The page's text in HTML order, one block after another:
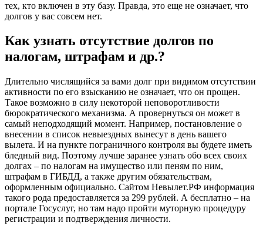
тех, кто включен в эту базу. Правда, это еще не означает, что
долгов у вас совсем нет.
Как узнать отсутствие долгов по
налогам, штрафам и др.?
Длительно числящийся за вами долг при видимом отсутствии
активности по его взысканию не означает, что он прощен.
Такое возможно в силу некоторой неповоротливости
бюрократического механизма. А провернуться он может в
самый неподходящий момент. Например, постановление о
внесении в список невыездных вынесут в день вашего
вылета. И на пункте пограничного контроля вы будете иметь
бледный вид. Поэтому лучше заранее узнать обо всех своих
долгах – по налогам на имущество или пеням по ним,
штрафам в ГИБДД, а также другим обязательствам,
оформленным официально. Сайтом Невылет.РФ информация
такого рода предоставляется за 299 рублей. А бесплатно – на
портале Госуслуг, но там надо пройти муторную процедуру
регистрации и подтверждения личности.